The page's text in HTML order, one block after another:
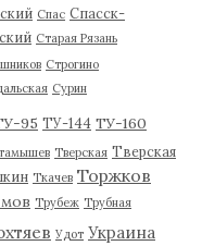
Спас Спасск-
Старая Рязань
Строгино
Сурин
95 ТУ-144 ТУ-160
Тверская Тверская
Ткачев Торжков
Трубеж Трубная
Удот Украина